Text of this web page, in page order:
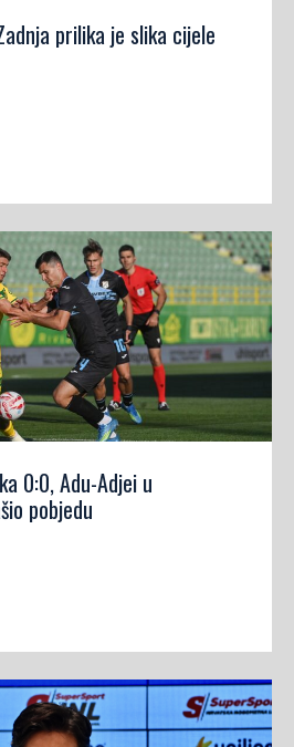
prilika je slika cijele
0:0, Adu-Adjei u
pobjedu